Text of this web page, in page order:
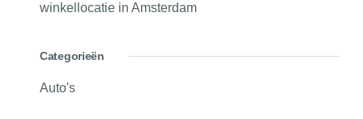
winkellocatie in Amsterdam
Categorieën
Auto's